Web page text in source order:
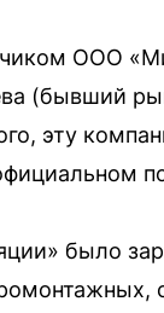
ООО
(бывший
эту
было